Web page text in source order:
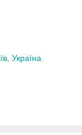
Україна